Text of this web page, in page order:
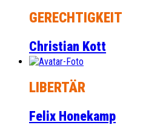
GERECHTIGKEIT
Christian Kott
LIBERTÄR
Felix Honekamp